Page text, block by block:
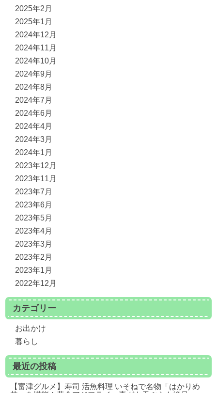
2025年2月
2025年1月
2024年12月
2024年11月
2024年10月
2024年9月
2024年8月
2024年7月
2024年6月
2024年4月
2024年3月
2024年1月
2023年12月
2023年11月
2023年7月
2023年6月
2023年5月
2023年4月
2023年3月
2023年2月
2023年1月
2022年12月
カテゴリー
お出かけ
暮らし
最近の投稿
【富津グルメ】寿司 活魚料理 いそねで名物「はかりめ